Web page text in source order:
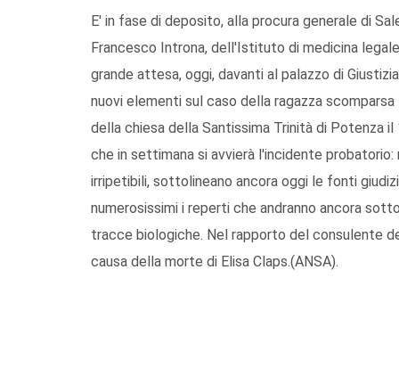
E' in fase di deposito, alla procura generale di
Francesco Introna, dell'Istituto di medicina
grande attesa, oggi, davanti al palazzo di
nuovi elementi sul caso della ragazza
della chiesa della Santissima Trinità di Potenza
che in settimana si avvierà l'incidente
irripetibili, sottolineano ancora oggi le fonti
numerosissimi i reperti che andranno ancora
tracce biologiche. Nel rapporto del consulente
causa della morte di Elisa Claps.(ANSA).